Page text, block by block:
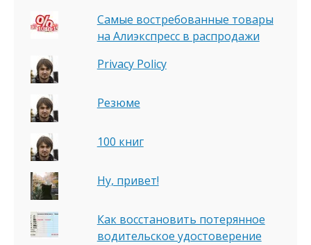
Самые востребованные товары
на Алиэкспресс в распродажи
Privacy Policy
Резюме
100 книг
Ну, привет!
Как восстановить потерянное
водительское удостоверение